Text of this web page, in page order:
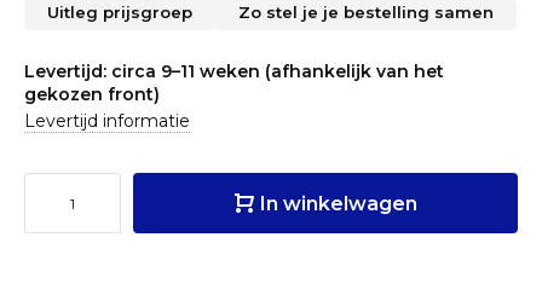
Uitleg prijsgroep Zo stel je je bestelling samen
Levertijd: circa 9–11 weken (afhankelijk van het
gekozen front)
Levertijd informatie
In winkelwagen